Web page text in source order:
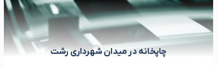
چاپخانه در میدان شهرداری رشت